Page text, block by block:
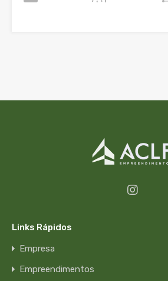
Links Rápidos
Empresa
Empreendimentos